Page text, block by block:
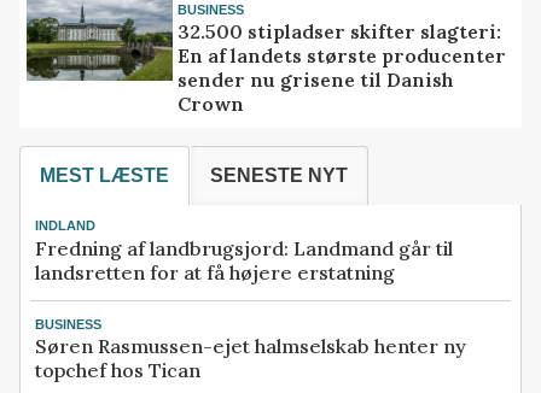
BUSINESS
32.500 stipladser skifter slagteri:
En af landets største producenter
sender nu grisene til Danish
Crown
MEST LÆSTE SENESTE NYT
INDLAND
Fredning af landbrugsjord: Landmand går til
landsretten for at få højere erstatning
BUSINESS
Søren Rasmussen-ejet halmselskab henter ny
topchef hos Tican